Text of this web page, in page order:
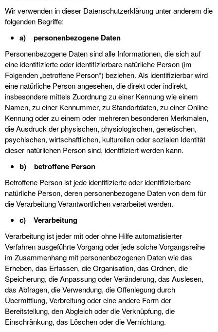
Wir verwenden in dieser Datenschutzerklärung unter anderem die
folgenden Begriffe:
a) personenbezogene Daten
Personenbezogene Daten sind alle Informationen, die sich auf
eine identifizierte oder identifizierbare natürliche Person (im
Folgenden „betroffene Person“) beziehen. Als identifizierbar wird
eine natürliche Person angesehen, die direkt oder indirekt,
insbesondere mittels Zuordnung zu einer Kennung wie einem
Namen, zu einer Kennummer, zu Standortdaten, zu einer Online-
Kennung oder zu einem oder mehreren besonderen Merkmalen,
die Ausdruck der physischen, physiologischen, genetischen,
psychischen, wirtschaftlichen, kulturellen oder sozialen Identität
dieser natürlichen Person sind, identifiziert werden kann.
b) betroffene Person
Betroffene Person ist jede identifizierte oder identifizierbare
natürliche Person, deren personenbezogene Daten von dem für
die Verarbeitung Verantwortlichen verarbeitet werden.
c) Verarbeitung
Verarbeitung ist jeder mit oder ohne Hilfe automatisierter
Verfahren ausgeführte Vorgang oder jede solche Vorgangsreihe
im Zusammenhang mit personenbezogenen Daten wie das
Erheben, das Erfassen, die Organisation, das Ordnen, die
Speicherung, die Anpassung oder Veränderung, das Auslesen,
das Abfragen, die Verwendung, die Offenlegung durch
Übermittlung, Verbreitung oder eine andere Form der
Bereitstellung, den Abgleich oder die Verknüpfung, die
Einschränkung, das Löschen oder die Vernichtung.